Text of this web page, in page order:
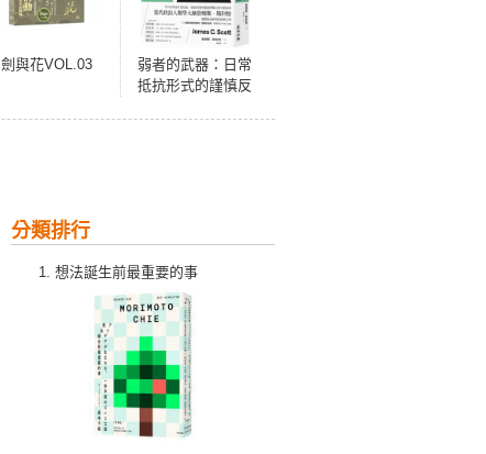
劍與花VOL.03
弱者的武器：日常
抵抗形式的謹慎反
分類排行
想法誕生前最重要的事